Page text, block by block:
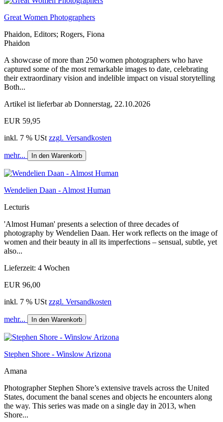
Great Women Photographers
Phaidon, Editors; Rogers, Fiona
Phaidon
A showcase of more than 250 women photographers who have
captured some of the most remarkable images to date, celebrating
their extraordinary vision and indelible impact on visual storytelling
Both...
Artikel ist lieferbar ab Donnerstag, 22.10.2026
EUR 59,95
inkl. 7 % USt zzgl. Versandkosten
mehr... In den Warenkorb
Wendelien Daan - Almost Human
Lecturis
'Almost Human' presents a selection of three decades of
photography by Wendelien Daan. Her work reflects on the image of
women and their beauty in all its imperfections – sensual, subtle, yet
also...
Lieferzeit: 4 Wochen
EUR 96,00
inkl. 7 % USt zzgl. Versandkosten
mehr... In den Warenkorb
Stephen Shore - Winslow Arizona
Amana
Photographer Stephen Shore’s extensive travels across the United
States, document the banal scenes and objects he encounters along
the way. This series was made on a single day in 2013, when
Shore...